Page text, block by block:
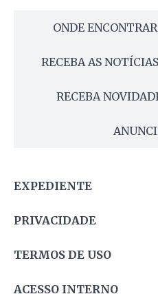
ONDE
RECEBA AS
RECEBA
EXPEDIENTE
PRIVACIDADE
TERMOS DE USO
ACESSO INTERNO